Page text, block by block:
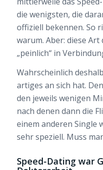
die wenigsten, die
offiziell bekennen. So
warum. Aber: diese
„peinlich“ in
Wahrscheinlich
artiges an sich hat.
den jeweils wenigen
nach denen dann die
einem anderen Single
sehr speziell. Muss
Speed-Dating war